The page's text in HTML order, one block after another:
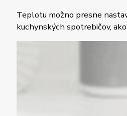
Teplotu možno presne
kuchynských spotrebičov,